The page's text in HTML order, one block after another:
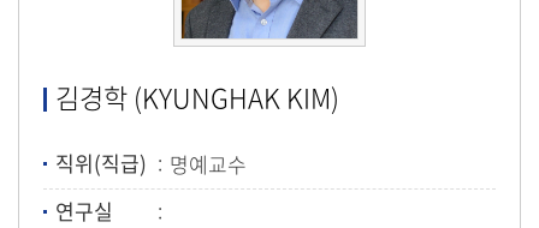
김경학 (KYUNGHAK KIM)
직위(직급)
명예교수
연구실